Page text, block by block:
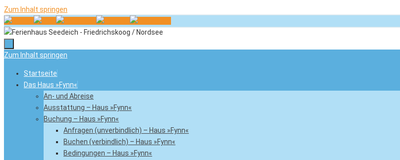
Zum Inhalt springen
Zum Inhalt springen
Startseite
Das Haus »Fynn«
An- und Abreise
Ausstattung – Haus »Fynn«
Buchung – Haus »Fynn«
Anfragen (unverbindlich) – Haus »Fynn«
Buchen (verbindlich) – Haus »Fynn«
Bedingungen – Haus »Fynn«